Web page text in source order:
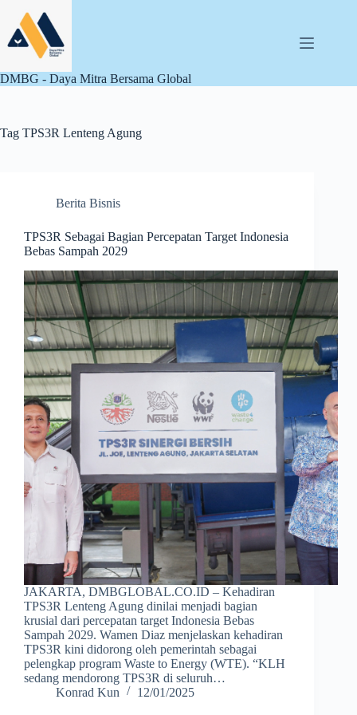
content
DMBG - Daya Mitra Bersama Global
Tag TPS3R Lenteng Agung
Berita Bisnis
TPS3R Sebagai Bagian Percepatan Target Indonesia
Bebas Sampah 2029
JAKARTA, DMBGLOBAL.CO.ID – Kehadiran
TPS3R Lenteng Agung dinilai menjadi bagian
krusial dari percepatan target Indonesia Bebas
Sampah 2029. Wamen Diaz menjelaskan kehadiran
TPS3R kini didorong oleh pemerintah sebagai
pelengkap program Waste to Energy (WTE). “KLH
sedang mendorong TPS3R di seluruh…
Konrad Kun
12/01/2025